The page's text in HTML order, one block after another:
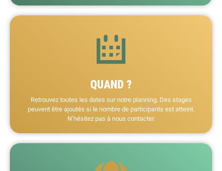
QUAND ?
Retrouvez toutes les dates sur notre planning. Des stages
peuvent être ajoutés si le nombre de participants est atteint.
N’hésitez pas à nous contacter.